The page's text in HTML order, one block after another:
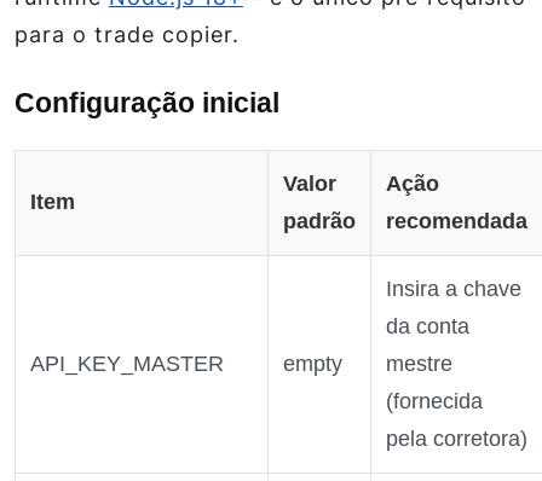
para o trade copier.
Configuração inicial
Item
Valor
padrão
Ação
recomendada
API_KEY_MASTER empty
Insira a chave
da conta
mestre
(fornecida
pela corretora)